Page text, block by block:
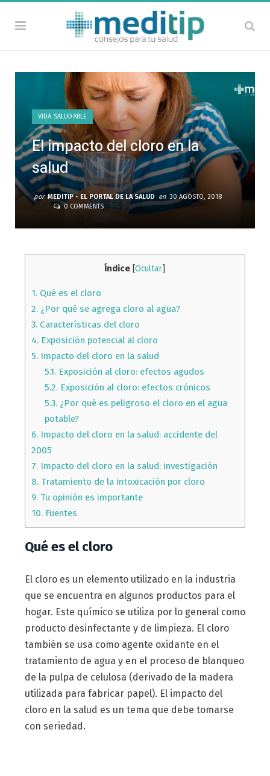
VIDA SALUDABLE
El impacto del cloro en la
salud
por MEDITIP - EL PORTAL DE LA SALUD en 30 AGOSTO, 2018
0 COMMENTS
Índice [Ocultar]
1.Qué es el cloro
2.¿Por qué se agrega cloro al agua?
3.Características del cloro
4.Exposición potencial al cloro
5.Impacto del cloro en la salud
5.1. Exposición al cloro: efectos agudos
5.2. Exposición al cloro: efectos crónicos
5.3. ¿Por qué es peligroso el cloro en el agua
potable?
6.Impacto del cloro en la salud: accidente del
2005
7.Impacto del cloro en la salud: investigación
8.Tratamiento de la intoxicación por cloro
9.Tu opinión es importante
10.Fuentes
Qué es el cloro
El cloro es un elemento utilizado en la industria
que se encuentra en algunos productos para el
hogar. Este químico se utiliza por lo general como
producto desinfectante y de limpieza. El cloro
también se usa como agente oxidante en el
tratamiento de agua y en el proceso de blanqueo
de la pulpa de celulosa (derivado de la madera
utilizada para fabricar papel). El impacto del
cloro en la salud es un tema que debe tomarse
con seriedad.